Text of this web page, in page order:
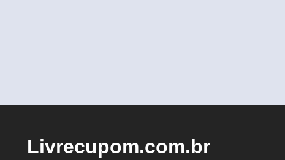
Livrecupom.com.br